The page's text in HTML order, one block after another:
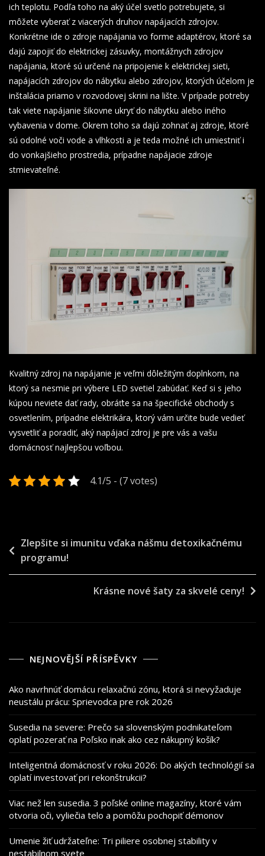
ich teplotu. Podľa toho na aký účel svetlo potrebujete, si
môžete vyberať z viacerých druhov napájacích zdrojov.
Konkrétne ide o zdroje napájania vo forme adaptérov, ktoré sa
dajú zapojiť do elektrickej zásuvky, montážnych zdrojov
napájania, ktoré sú určené na pripojenie k elektrickej sieti,
napájacích zdrojov do nábytku alebo zdrojov, ktorých účelom je
inštalácia priamo v rozvodovej skrini na lište. V prípade potreby
tak viete napájanie šikovne ukryť do nábytku alebo iného
vybavenia v dome. Okrem toho sa dajú zohnať aj zdroje, ktoré
sú odolné voči vode a vlhkosti a je teda možné ich umiestniť i
do vonkajšieho prostredia, prípadne napájacie zdroje
stmievateľné.
Kvalitný zdroj na napájanie je veľmi dôležitým doplnkom, na
ktorý sa nesmie pri výbere LED svetiel zabúdať. Keď si s jeho
kúpou neviete dať rady, obráťte sa na špecifické obchody s
osvetlením, prípadne elektrikára, ktorý vám určite bude vedieť
vysvetliť a poradiť, aký napájací zdroj je pre vás a vašu
domácnosť najlepšou voľbou.
4.1/5 - (7 votes)
Navigace
pro
příspěvek
Zlepšite si imunitu vďaka nášmu detoxikačnému
programu!
Krásne nové šaty za skvelé ceny!
NEJNOVĚJŠÍ PŘÍSPĚVKY
Ako navrhnúť domácu relaxačnú zónu, ktorá si nevyžaduje
neustálu prácu: Sprievodca pre rok 2026
Susedia na severe: Prečo sa slovenským podnikateľom
oplatí pozerať na Poľsko inak ako cez nákupný košík?
Inteligentná domácnosť v roku 2026: Do akých technológií sa
oplatí investovať pri rekonštrukcii?
Viac než len susedia. 3 poľské online magazíny, ktoré vám
otvoria oči, vyliečia telo a pomôžu pochopiť démonov
Umenie žiť udržateľne: Tri piliere osobnej stability v
nestabilnom svete